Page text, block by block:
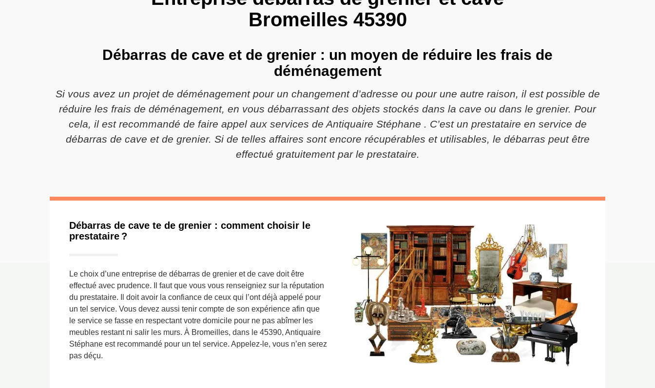
Bromeilles 45390
Débarras de cave et de grenier : un moyen de réduire les frais de
déménagement
Si vous avez un projet de déménagement pour un changement d’adresse ou pour une autre raison, il est possible de
réduire les frais de déménagement, en vous débarrassant des objets stockés dans la cave ou dans le grenier. Pour
cela, il est recommandé de faire appel aux services de Antiquaire Stéphane . C’est un prestataire en service de
débarras de cave et de grenier. Si de telles affaires sont encore récupérables et utilisables, le débarras peut être
effectué gratuitement par le prestataire.
Débarras de cave te de grenier : comment choisir le
prestataire ?
Le choix d’une entreprise de débarras de grenier et de cave doit être
effectué avec prudence. Il faut que vous vous renseigniez sur la réputation
du prestataire. Il doit avoir la confiance de ceux qui l’ont déjà appelé pour
un tel service. Vous devez aussi tenir compte de son expérience afin que
le service se fasse en respectant votre domicile pour ne pas abîmer les
meubles restant ni salir les murs. À Bromeilles, dans le 45390, Antiquaire
Stéphane est recommandé pour un tel service. Appelez-le, vous n’en serez
pas déçu.